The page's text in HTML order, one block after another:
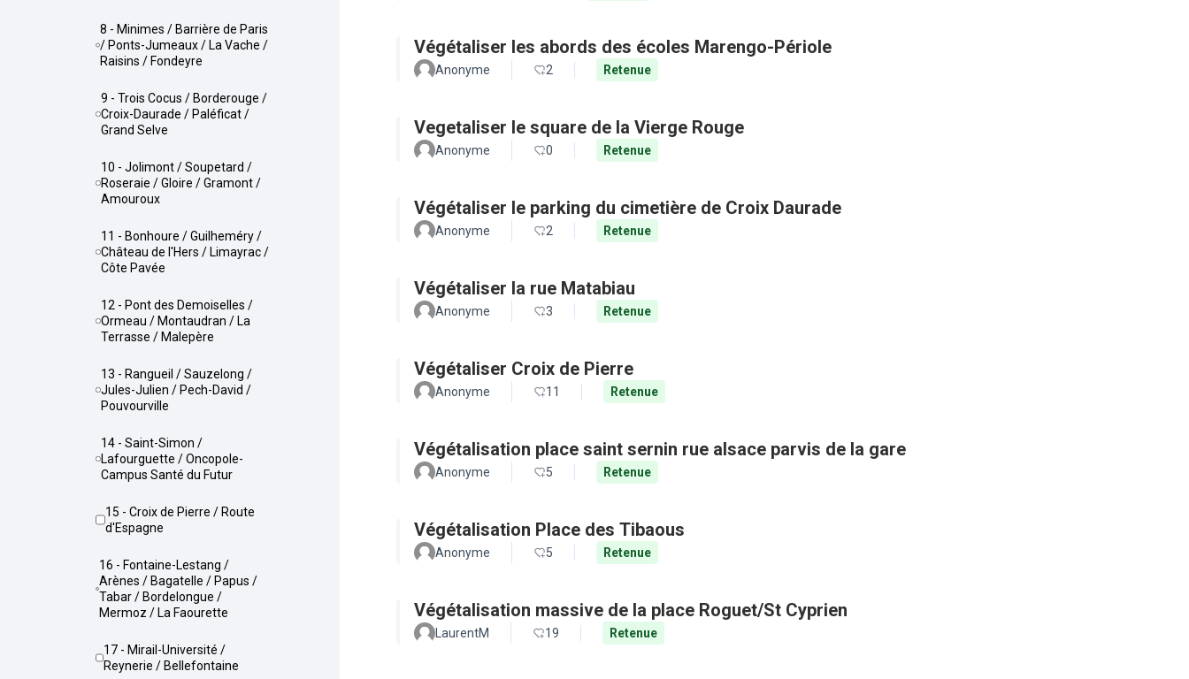
8 - Minimes / Barrière de Paris
/ Ponts-Jumeaux / La Vache /
Raisins / Fondeyre
9 - Trois Cocus / Borderouge /
Croix-Daurade / Paléficat /
Grand Selve
10 - Jolimont / Soupetard /
Roseraie / Gloire / Gramont /
Amouroux
11 - Bonhoure / Guilheméry /
Château de l'Hers / Limayrac /
Côte Pavée
12 - Pont des Demoiselles /
Ormeau / Montaudran / La
Terrasse / Malepère
13 - Rangueil / Sauzelong /
Jules-Julien / Pech-David /
Pouvourville
14 - Saint-Simon /
Lafourguette / Oncopole-
Campus Santé du Futur
15 - Croix de Pierre / Route
d'Espagne
16 - Fontaine-Lestang /
Arènes / Bagatelle / Papus /
Tabar / Bordelongue /
Mermoz / La Faourette
17 - Mirail-Université /
Reynerie / Bellefontaine
Végétaliser les abords des écoles Marengo-Périole
Anonyme 2 Retenue
Vegetaliser le square de la Vierge Rouge
Anonyme 0 Retenue
Végétaliser le parking du cimetière de Croix Daurade
Anonyme 2 Retenue
Végétaliser la rue Matabiau
Anonyme 3 Retenue
Végétaliser Croix de Pierre
Anonyme 11 Retenue
Végétalisation place saint sernin rue alsace parvis de la gare
Anonyme 5 Retenue
Végétalisation Place des Tibaous
Anonyme 5 Retenue
Végétalisation massive de la place Roguet/St Cyprien
LaurentM 19 Retenue